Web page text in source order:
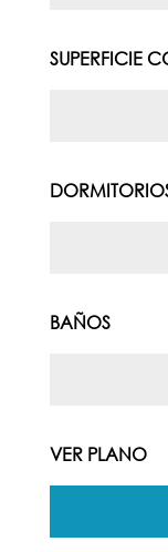
SUPERFICIE
BAÑOS
VER PLANO